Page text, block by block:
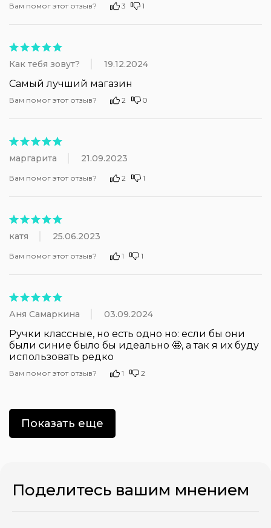
Вам помог этот отзыв? 3 1
Как тебя зовут? 19.12.2024
Самый лучший магазин
Вам помог этот отзыв? 2 0
маргарита 21.09.2023
Вам помог этот отзыв? 2 1
катя 25.06.2023
Вам помог этот отзыв? 1 1
Аня Самаркина 03.09.2024
Ручки классные, но есть одно но: если бы они
были синие было бы идеально 🤩, а так я их буду
использовать редко
Вам помог этот отзыв? 1 2
Показать еще
Поделитесь вашим мнением